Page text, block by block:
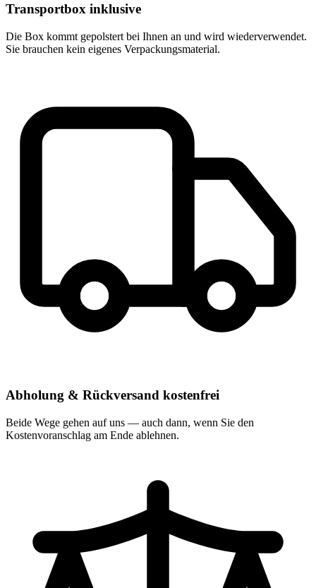
Transportbox inklusive
Die Box kommt gepolstert bei Ihnen an und wird wiederverwendet.
Sie brauchen kein eigenes Verpackungsmaterial.
Abholung & Rückversand kostenfrei
Beide Wege gehen auf uns — auch dann, wenn Sie den
Kostenvoranschlag am Ende ablehnen.